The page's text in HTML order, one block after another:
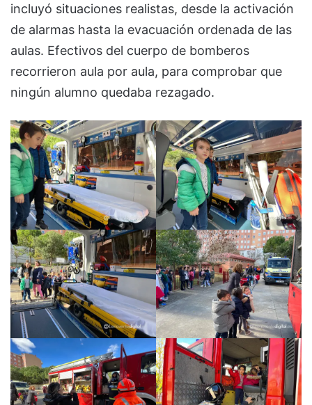
incluyó situaciones realistas, desde la activación
de alarmas hasta la evacuación ordenada de las
aulas. Efectivos del cuerpo de bomberos
recorrieron aula por aula, para comprobar que
ningún alumno quedaba rezagado.